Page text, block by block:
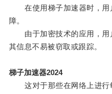
在使用梯子加速器时，用
障。
由于加密技术的应用，用
其信息不易被窃取或跟踪。
梯子加速器2024
这对于那些在网络上进行